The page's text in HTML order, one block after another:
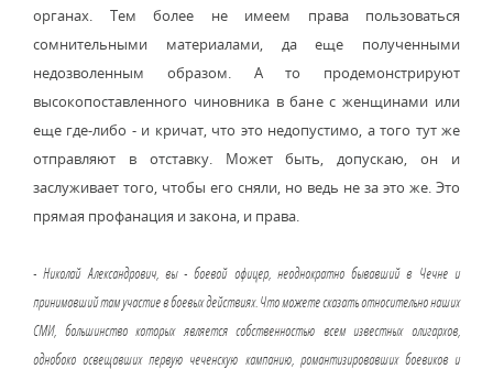
органах. Тем более не имеем права пользоваться
сомнительными материалами, да еще полученными
недозволенным образом. А то продемонстрируют
высокопоставленного чиновника в бане с женщинами или
еще где-либо - и кричат, что это недопустимо, а того тут же
отправляют в отставку. Может быть, допускаю, он и
заслуживает того, чтобы его сняли, но ведь не за это же. Это
прямая профанация и закона, и права.
- Николай Александрович, вы - боевой офицер, неоднократно бывавший в Чечне и
принимавший там участие в боевых действиях. Что можете сказать относительно наших
СМИ, большинство которых является собственностью всем известных олигархов,
однобоко освещавших первую чеченскую кампанию, романтизировавших боевиков и